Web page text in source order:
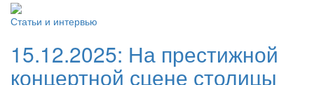
Статьи и интервью
15.12.2025: На престижной
концертной сцене столицы